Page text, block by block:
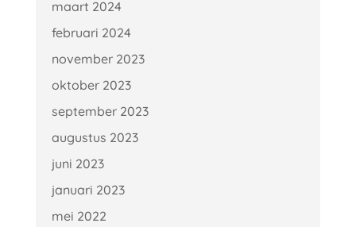
maart 2024
februari 2024
november 2023
oktober 2023
september 2023
augustus 2023
juni 2023
januari 2023
mei 2022